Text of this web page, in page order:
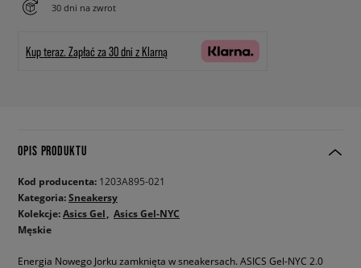
30 dni na zwrot
Kup teraz. Zapłać za 30 dni z Klarną
OPIS PRODUKTU
Kod producenta: 1203A895-021
Kategoria:Sneakersy
Kolekcje:Asics Gel
Asics Gel-NYC
Męskie
Energia Nowego Jorku zamknięta w sneakersach. ASICS Gel-NYC 2.0